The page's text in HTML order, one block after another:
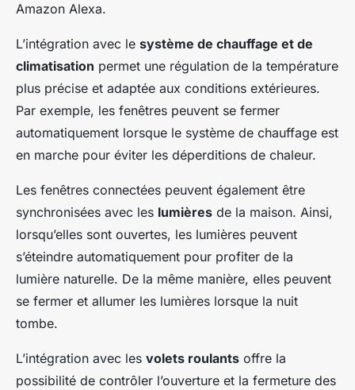
Amazon Alexa.
L’intégration avec le système de chauffage et de
climatisation permet une régulation de la température
plus précise et adaptée aux conditions extérieures.
Par exemple, les fenêtres peuvent se fermer
automatiquement lorsque le système de chauffage est
en marche pour éviter les déperditions de chaleur.
Les fenêtres connectées peuvent également être
synchronisées avec les lumières de la maison. Ainsi,
lorsqu’elles sont ouvertes, les lumières peuvent
s’éteindre automatiquement pour profiter de la
lumière naturelle. De la même manière, elles peuvent
se fermer et allumer les lumières lorsque la nuit
tombe.
L’intégration avec les volets roulants offre la
possibilité de contrôler l’ouverture et la fermeture des